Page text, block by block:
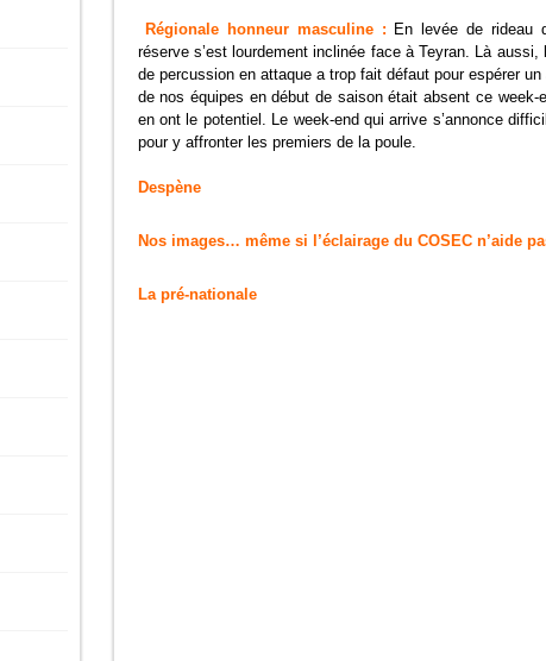
Régionale honneur masculine : En levée de rideau
réserve s’est lourdement inclinée face à Teyran. Là
de percussion en attaque a trop fait défaut pour espérer
de nos équipes en début de saison était absent ce
en ont le potentiel. Le week-end qui arrive s’annonce
pour y affronter les premiers de la poule.
Recueillis
Despène
Nos images… même si l’éclairage du COSEC n’aide
La pré-nationale